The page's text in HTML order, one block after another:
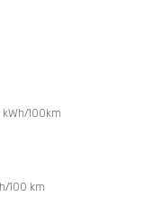
100km
100 km